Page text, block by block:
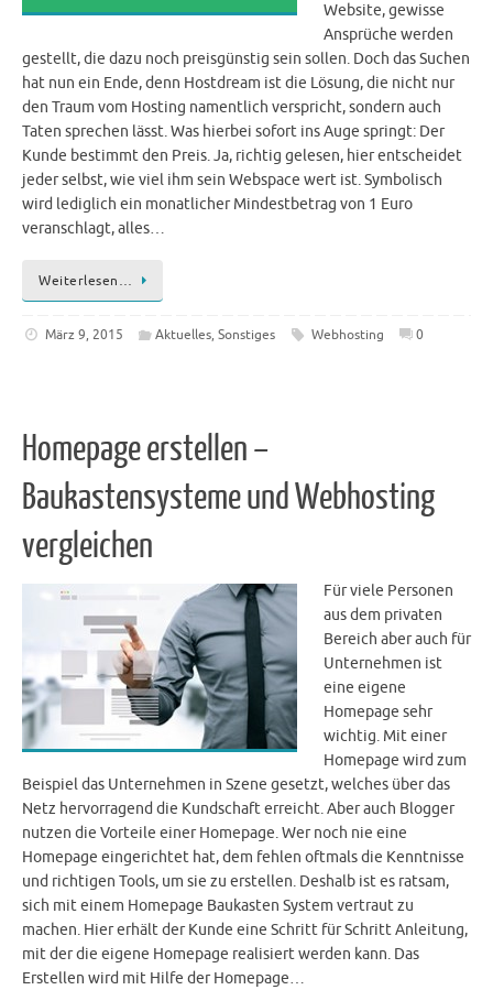
Website, gewisse
Ansprüche werden
gestellt, die dazu noch preisgünstig sein sollen. Doch das Suchen
hat nun ein Ende, denn Hostdream ist die Lösung, die nicht nur
den Traum vom Hosting namentlich verspricht, sondern auch
Taten sprechen lässt. Was hierbei sofort ins Auge springt: Der
Kunde bestimmt den Preis. Ja, richtig gelesen, hier entscheidet
jeder selbst, wie viel ihm sein Webspace wert ist. Symbolisch
wird lediglich ein monatlicher Mindestbetrag von 1 Euro
veranschlagt, alles…
Weiterlesen…
März 9, 2015 Aktuelles,Sonstiges Webhosting 0
Homepage erstellen –
Baukastensysteme und Webhosting
vergleichen
Für viele Personen
aus dem privaten
Bereich aber auch für
Unternehmen ist
eine eigene
Homepage sehr
wichtig. Mit einer
Homepage wird zum
Beispiel das Unternehmen in Szene gesetzt, welches über das
Netz hervorragend die Kundschaft erreicht. Aber auch Blogger
nutzen die Vorteile einer Homepage. Wer noch nie eine
Homepage eingerichtet hat, dem fehlen oftmals die Kenntnisse
und richtigen Tools, um sie zu erstellen. Deshalb ist es ratsam,
sich mit einem Homepage Baukasten System vertraut zu
machen. Hier erhält der Kunde eine Schritt für Schritt Anleitung,
mit der die eigene Homepage realisiert werden kann. Das
Erstellen wird mit Hilfe der Homepage…